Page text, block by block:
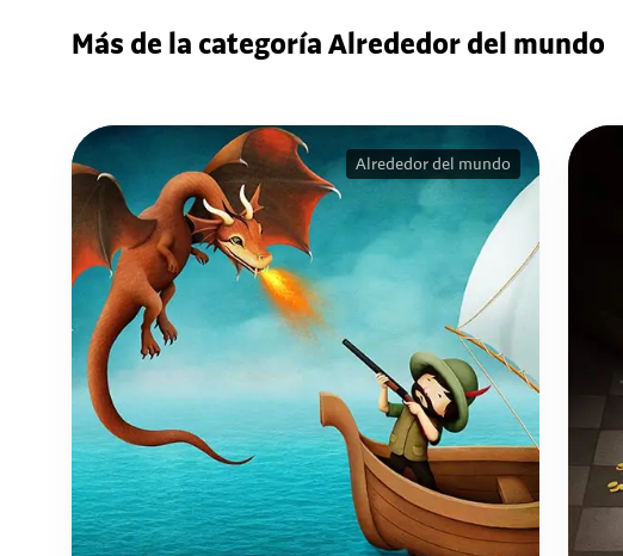
Más de la categoría Alrededor del mundo
Alrededor del mundo